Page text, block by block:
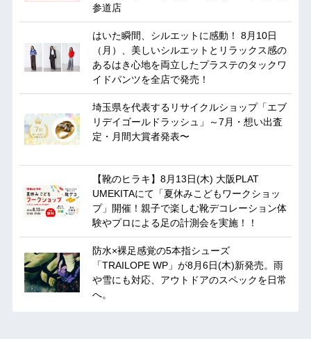
参道店
はいた瞬間、シルエットに感動！ 8月10日
（月）、美しいシルエットとリラックス感の
あるはき心地を両立したプラステのタックワ
イドパンツを全店で発売！
埼玉県を代表するリサイクルショップ「エブ
リデイゴールドラッシュ」～7月・想い出査
定・月間大賞者発表〜
【靴のヒラキ】8月13日(木) 大阪PLAT
UMEKITAにて「夏休みこどもワークショッ
プ」開催！親子で楽しむ靴デコレーション体
験やプロによる足の計測会を実施！！
防水×裸足感覚の5本指シューズ
「TRAILOPE WP」が8月6日(木)新発売。雨
や雪にも対応、アウトドアのスペックを日常
へ。